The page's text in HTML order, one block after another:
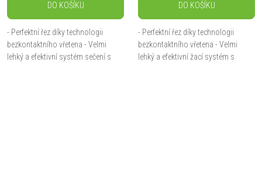
DO KOŠÍKU
- Perfektní řez díky technologii
bezkontaktního vřetena - Velmi
lehký a efektivní systém sečení s
DO KOŠÍKU
- Perfektní řez díky technologii
bezkontaktního vřetena - Velmi
lehký a efektivní žací systém s